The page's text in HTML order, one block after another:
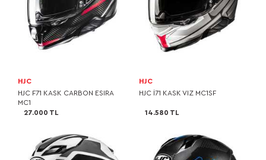
HJC
HJC F71 KASK CARBON ESIRA
MC1
27.000 TL
HJC
HJC I71 KASK VIZ MC1SF
14.580 TL